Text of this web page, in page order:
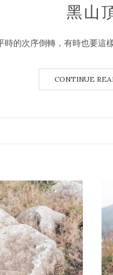
黑山
的次序倒轉，有時也要這
CONTINUE